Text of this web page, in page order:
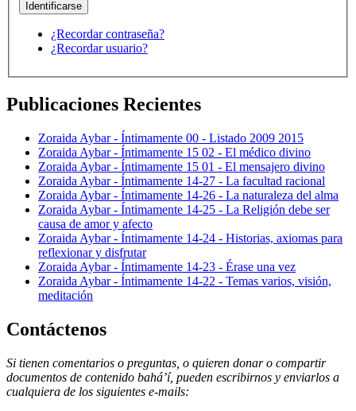
¿Recordar contraseña?
¿Recordar usuario?
Publicaciones Recientes
Zoraida Aybar - Íntimamente 00 - Listado 2009 2015
Zoraida Aybar - Íntimamente 15 02 - El médico divino
Zoraida Aybar - Íntimamente 15 01 - El mensajero divino
Zoraida Aybar - Íntimamente 14-27 - La facultad racional
Zoraida Aybar - Íntimamente 14-26 - La naturaleza del alma
Zoraida Aybar - Íntimamente 14-25 - La Religión debe ser
causa de amor y afecto
Zoraida Aybar - Íntimamente 14-24 - Historias, axiomas para
reflexionar y disfrutar
Zoraida Aybar - Íntimamente 14-23 - Érase una vez
Zoraida Aybar - Íntimamente 14-22 - Temas varios, visión,
meditación
Contáctenos
Si tienen comentarios o preguntas, o quieren donar o compartir
documentos de contenido bahá’í, pueden escribirnos y enviarlos a
cualquiera de los siguientes e-mails: